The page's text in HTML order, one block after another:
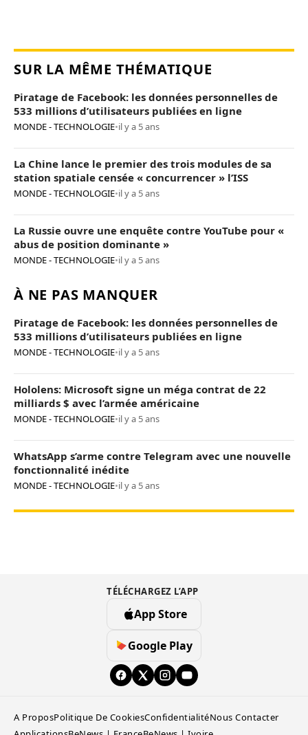
SUR LA MÊME THÉMATIQUE
Piratage de Facebook: les données personnelles de
533 millions d’utilisateurs publiées en ligne
MONDE - TECHNOLOGIE•il y a 5 ans
La Chine lance le premier des trois modules de sa
station spatiale censée « concurrencer » l’ISS
MONDE - TECHNOLOGIE•il y a 5 ans
La Russie ouvre une enquête contre YouTube pour «
abus de position dominante »
MONDE - TECHNOLOGIE•il y a 5 ans
À NE PAS MANQUER
Piratage de Facebook: les données personnelles de
533 millions d’utilisateurs publiées en ligne
MONDE - TECHNOLOGIE•il y a 5 ans
Hololens: Microsoft signe un méga contrat de 22
milliards $ avec l’armée américaine
MONDE - TECHNOLOGIE•il y a 5 ans
WhatsApp s’arme contre Telegram avec une nouvelle
fonctionnalité inédite
MONDE - TECHNOLOGIE•il y a 5 ans
TÉLÉCHARGEZ L’APP
App Store
Google Play
A ProposPolitique De CookiesConfidentialitéNous Contacter